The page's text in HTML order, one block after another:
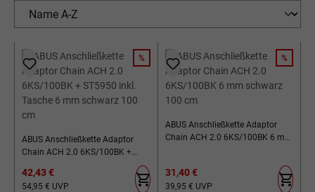
RABATT
%
ABUS Anschließkette Adaptor
Chain ACH 2.0 6KS/100BK +
schwarz 100 cm
Verkaufspreis:
42,43 €
Regulärer Preis:
54,95 € UVP
RABATT
%
ABUS Anschließkette Adaptor
Chain ACH 2.0 6KS/100BK 6 mm
Verkaufspreis:
31,40 €
Regulärer Preis:
39,95 € UVP